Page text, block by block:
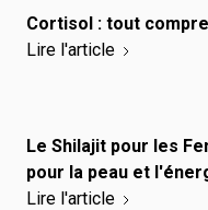
Cortisol : tout
Lire l'article
Le Shilajit pour les
pour la peau et
Lire l'article